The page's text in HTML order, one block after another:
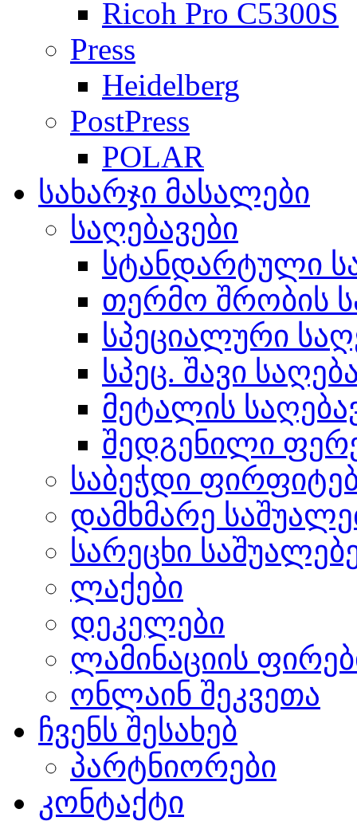
Ricoh Pro C5300S
Press
Heidelberg
PostPress
POLAR
სახარჯი მასალები
საღებავები
სტანდარტული
თერმო შრობის
სპეციალური
სპეც. შავი
მეტალის
შედგენილი
საბეჭდი
დამხმარე
სარეცხი
ლაქები
დეკელები
ლამინაციის
ონლაინ შეკვეთა
ჩვენს შესახებ
პარტნიორები
კონტაქტი